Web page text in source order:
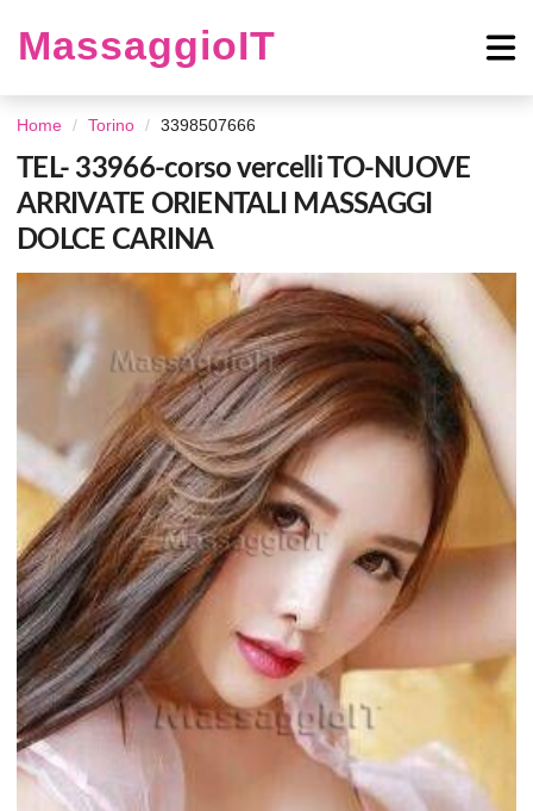
MassaggioIT
Home Torino 3398507666
TEL- 33966-corso vercelli TO-NUOVE
ARRIVATE ORIENTALI MASSAGGI
DOLCE CARINA